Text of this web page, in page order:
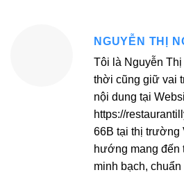
NGUYỄN THỊ
Tôi là Nguyễn
thời cũng giữ vai
nội dung tại
https://
66B tại thị trường
hướng mang đến
minh bạch,